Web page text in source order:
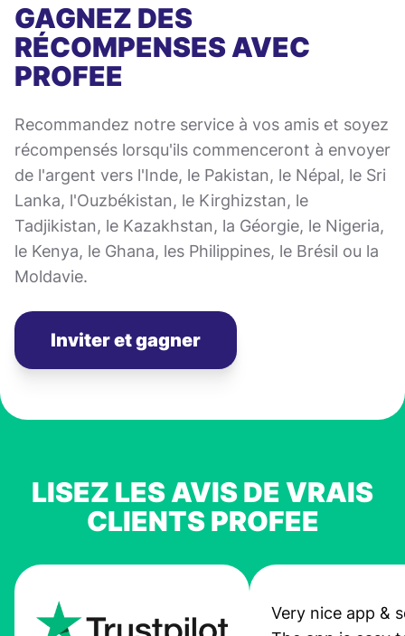
GAGNEZ DES
RÉCOMPENSES AVEC
PROFEE
Recommandez notre service à vos amis et soyez
récompensés lorsqu'ils commenceront à envoyer
de l'argent vers l'Inde, le Pakistan, le Népal, le Sri
Lanka, l'Ouzbékistan, le Kirghizstan, le
Tadjikistan, le Kazakhstan, la Géorgie, le Nigeria,
le Kenya, le Ghana, les Philippines, le Brésil ou la
Moldavie.
Inviter et gagner
LISEZ LES AVIS DE VRAIS
CLIENTS PROFEE
Very nice app &